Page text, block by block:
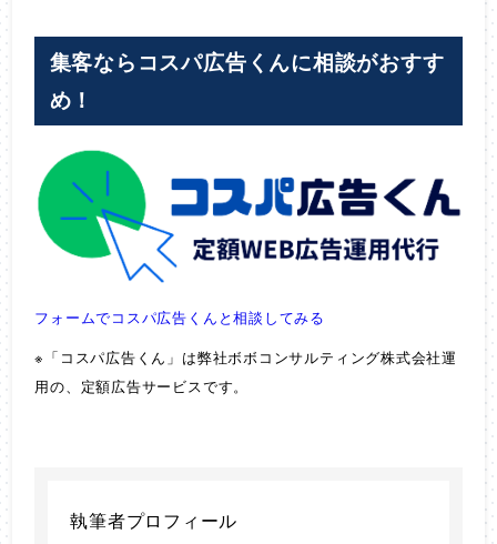
集客ならコスパ広告くんに相談がおすす
め！
フォームでコスパ広告くんと相談してみる
※「コスパ広告くん」は弊社ボボコンサルティング株式会社運
用の、定額広告サービスです。
執筆者プロフィール